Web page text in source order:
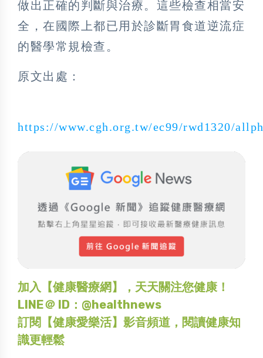
做出正確的判斷與治療。這些檢查相當安
全，在國際上都已用於診斷胃食道逆流症
的醫學常規檢查。
原文出處：
https://www.cgh.org.tw/ec99/rwd1320/
加入【健康醫療網】，天天關注您健康！
LINE＠ ID：@healthnews
訂閱【健康愛樂活】影音頻道，閱讀健康知
識更輕鬆